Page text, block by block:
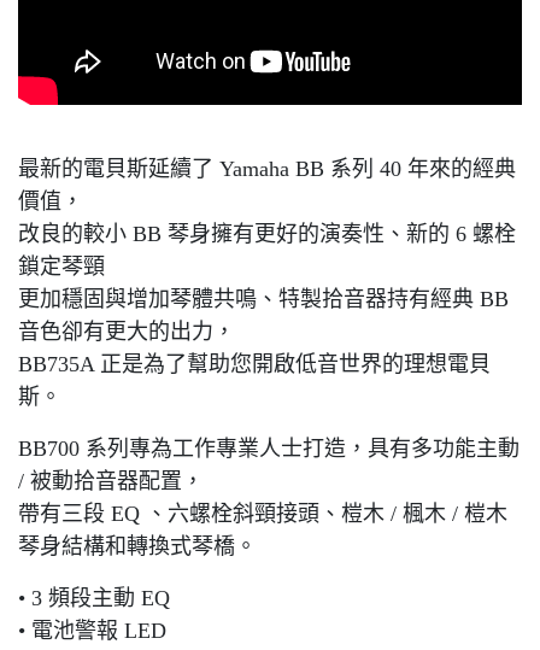
最新的電貝斯延續了 Yamaha BB 系列 40 年來的經典
價值，
改良的較小 BB 琴身擁有更好的演奏性、新的 6 螺栓
鎖定琴頸
更加穩固與增加琴體共鳴、特製拾音器持有經典 BB
音色卻有更大的出力，
BB735A 正是為了幫助您開啟低音世界的理想電貝
斯。
BB700 系列專為工作專業人士打造，具有多功能主動
/ 被動拾音器配置，
帶有三段 EQ 、六螺栓斜頸接頭、榿木 / 楓木 / 榿木
琴身結構和轉換式琴橋。
• 3 頻段主動 EQ
• 電池警報 LED